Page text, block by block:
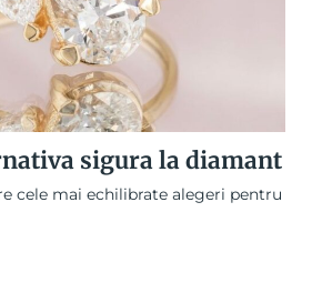
sigura la diamant
cele mai echilibrate alegeri pentru